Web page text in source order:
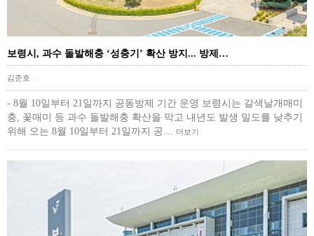
보령시, 과수 돌발해충 ‘성충기’ 확산 방지... 방제…
김준호
- 8월 10일부터 21일까지 공동방제 기간 운영 보령시는 갈색날개매미
충, 꽃매미 등 과수 돌발해충 확산을 막고 내년도 발생 밀도를 낮추기
위해 오는 8월 10일부터 21일까지 공… 더보기